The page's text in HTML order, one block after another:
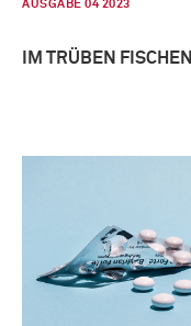
AUSGABE 04 2023
IM TRÜBEN FISCHEN